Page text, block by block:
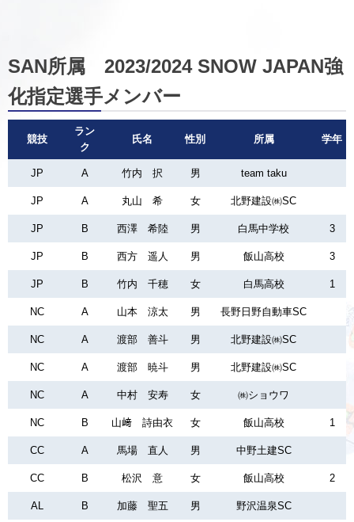
SAN所属 2023/2024 SNOW JAPAN強
化指定選手メンバー
競技
ラン
ク
氏名 性別 所属 学年
JP A 竹内 択 男 team taku
JP A 丸山 希 女 北野建設㈱SC
JP B 西澤 希陸 男 白馬中学校 3
JP B 西方 遥人 男 飯山高校 3
JP B 竹内 千穂 女 白馬高校 1
NC A 山本 涼太 男 長野日野自動車SC
NC A 渡部 善斗 男 北野建設㈱SC
NC A 渡部 暁斗 男 北野建設㈱SC
NC A 中村 安寿 女 ㈱ショウワ
NC B 山﨑 詩由衣 女 飯山高校 1
CC A 馬場 直人 男 中野土建SC
CC B 松沢 意 女 飯山高校 2
AL B 加藤 聖五 男 野沢温泉SC